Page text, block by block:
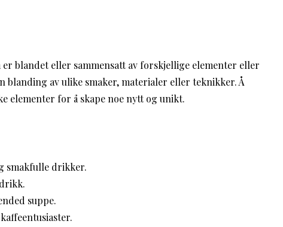
blandet eller sammensatt av forskjellige elementer eller
blanding av ulike smaker, materialer eller teknikker. Å
elementer for å skape noe nytt og unikt.
smakfulle drikker.
suppe.